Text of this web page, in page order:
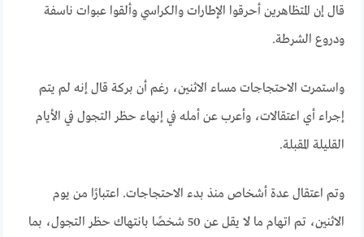
قال إن المتظاهرين أحرقوا الإطارات والكراسي وألقوا عبوات ناسفة
ودروع الشرطة.
واستمرت الاحتجاجات مساء الاثنين، رغم أن بركة قال إنه لم يتم
إجراء أي اعتقالات، وأعرب عن أمله في إنهاء حظر التجول في الأيام
القليلة المقبلة.
وتم اعتقال عدة أشخاص منذ بدء الاحتجاجات. اعتبارًا من يوم
الاثنين، تم اتهام ما لا يقل عن 50 شخصًا بانتهاك حظر التجول، بما